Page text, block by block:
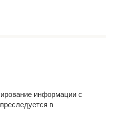
информации с
в